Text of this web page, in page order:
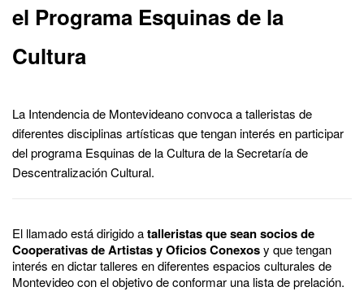
el Programa Esquinas de la
Cultura
La Intendencia de Montevideano convoca a talleristas de
diferentes disciplinas artísticas que tengan interés en participar
del programa Esquinas de la Cultura de la Secretaría de
Descentralización Cultural.
El llamado está dirigido atalleristas que sean socios de
Cooperativas de Artistas y Oficios Conexosy que tengan
interés en dictar talleres en diferentes espacios culturales de
Montevideo con el objetivo de conformar una lista de prelación.